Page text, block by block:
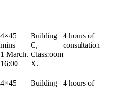
4×45
mins
1 March.
16:00
Building
C,
Classroom
X.
4 hours of
consultation
4×45
Building
4 hours of